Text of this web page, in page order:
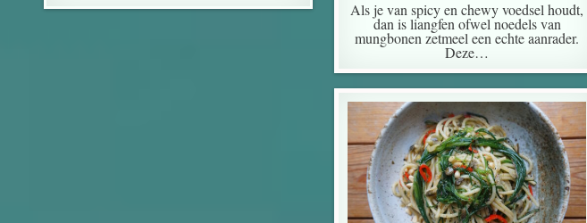
Als je van spicy en chewy voedsel houdt,
dan is liangfen ofwel noedels van
mungbonen zetmeel een echte aanrader.
Deze…